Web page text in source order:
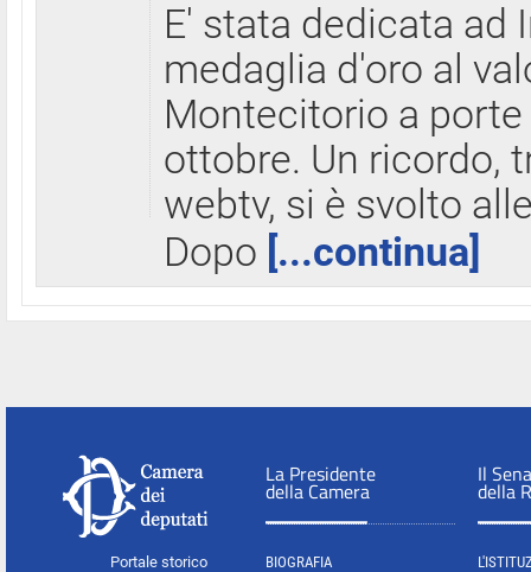
E' stata dedicata ad
medaglia d'oro al
Montecitorio a
ottobre. Un ricordo,
webtv, si è svolto
Dopo [...continua]
Portale storico
La Presidente
della Camera
BIOGRAFIA
Il
della